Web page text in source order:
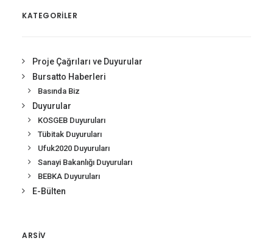
KATEGORİLER
Proje Çağrıları ve Duyurular
Bursatto Haberleri
Basında Biz
Duyurular
KOSGEB Duyuruları
Tübitak Duyuruları
Ufuk2020 Duyuruları
Sanayi Bakanlığı Duyuruları
BEBKA Duyuruları
E-Bülten
ARSIV